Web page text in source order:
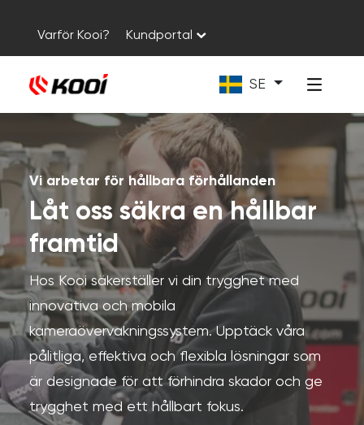
Varför Kooi? Kundportal
SE
Vi arbetar för hållbara förhållanden
Låt oss säkra en hållbar
framtid
Hos Kooi säkerställer vi din trygghet med
innovativa och mobila
kameraövervakningssystem. Upptäck våra
pålitliga, effektiva och flexibla lösningar som
är designade för att förhindra skador och ge
trygghet med ett hållbart fokus.